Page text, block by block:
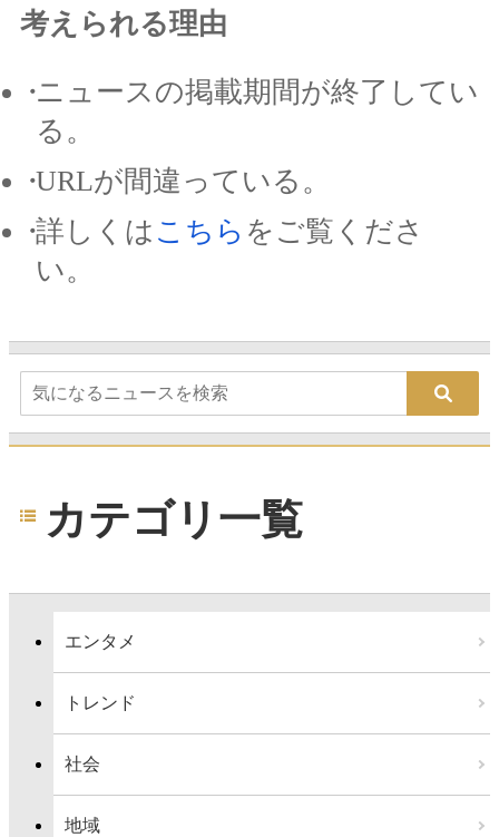
考えられる理由
ニュースの掲載期間が終了してい
る。
URLが間違っている。
詳しくは こちら をご覧くださ
い。
カテゴリ一覧
エンタメ
トレンド
社会
地域